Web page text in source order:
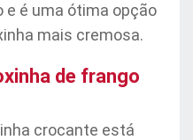
e é uma ótima opção
mais cremosa.
de frango
crocante está